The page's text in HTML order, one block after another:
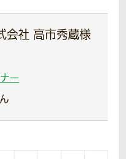
会社 高市秀蔵様
ー